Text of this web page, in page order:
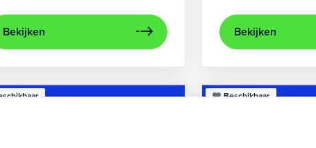
Bekijken Bekijken
Beschikbaar